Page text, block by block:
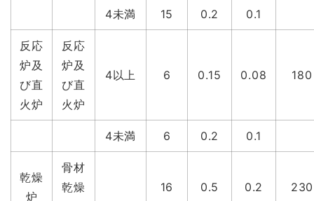
4未満 15 0.2 0.1
反応
炉及
び直
火炉
反応
炉及
び直
火炉
4以上 6 0.15 0.08 180
4未満 6 0.2 0.1
乾燥
炉
骨材
乾燥
16 0.5 0.2 230